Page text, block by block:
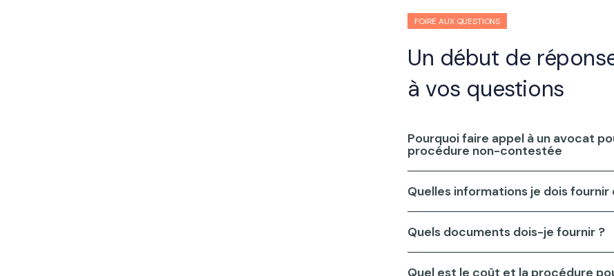
FOIRE AUX QUESTIONS
Un début de
à vos questions
Pourquoi faire appel à un avocat
procédure non-contestée
Quelles informations je dois fournir
Quels documents dois-je fournir ?
Quel est le coût et la procédure